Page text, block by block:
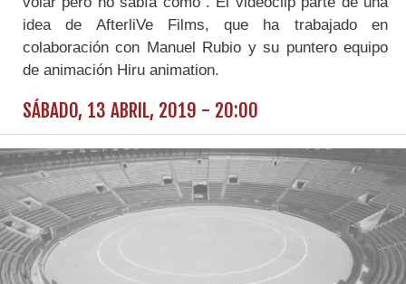
idea de AfterliVe Films, que ha trabajado en
colaboración con Manuel Rubio y su puntero equipo
de animación Hiru animation.
SÁBADO, 13 ABRIL, 2019 - 20:00